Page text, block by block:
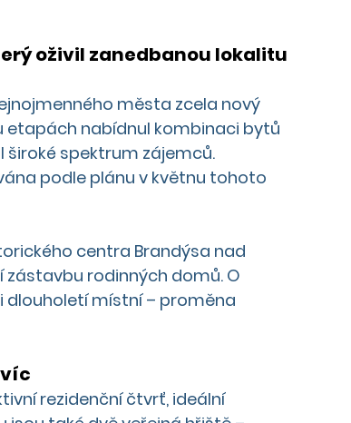
oživil zanedbanou lokalitu
města zcela nový
etapách nabídnul kombinaci bytů
spektrum zájemců.
podle plánu v květnu tohoto
centra Brandýsa nad
zástavbu rodinných domů. O
dlouholetí místní – proměna
rezidenční čtvrť, ideální